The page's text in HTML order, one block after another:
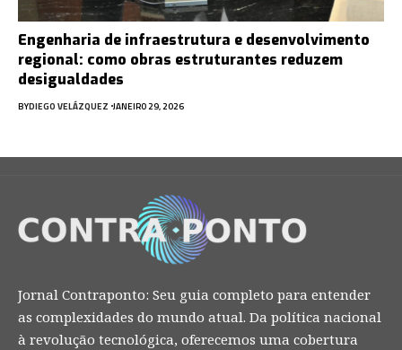
Engenharia de infraestrutura e desenvolvimento
regional: como obras estruturantes reduzem
desigualdades
BYDIEGO VELÁZQUEZ JANEIRO 29, 2026
Jornal Contraponto: Seu guia completo para entender
as complexidades do mundo atual. Da política nacional
à revolução tecnológica, oferecemos uma cobertura